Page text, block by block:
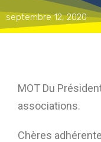
septembre 12, 2020
MOT Du
associations.
Chères